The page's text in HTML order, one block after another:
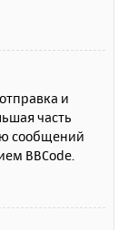
и
часть
сообщений
BBCode.